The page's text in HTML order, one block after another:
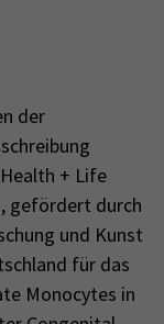
der
+ Life
gefördert durch
und Kunst
für das
Monocytes in